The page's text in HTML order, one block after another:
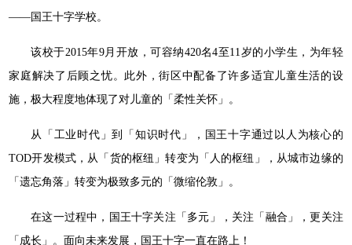
——国王十字学校。
该校于2015年9月开放，可容纳420名4至11岁的小学生，为年轻
家庭解决了后顾之忧。此外，街区中配备了许多适宜儿童生活的设
施，极大程度地体现了对儿童的「柔性关怀」。
从「工业时代」到「知识时代」，国王十字通过以人为核心的
TOD开发模式，从「货的枢纽」转变为「人的枢纽」，从城市边缘的
「遗忘角落」转变为极致多元的「微缩伦敦」。
在这一过程中，国王十字关注「多元」，关注「融合」，更关注
「成长」。面向未来发展，国王十字一直在路上！